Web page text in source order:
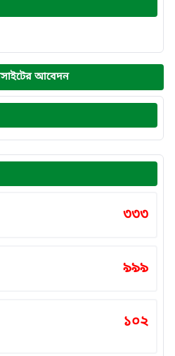
আবেদন
৩৩৩
৯৯৯
১০২